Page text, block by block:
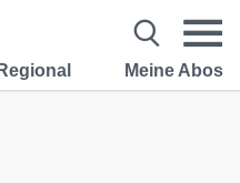
Regional Meine Abos